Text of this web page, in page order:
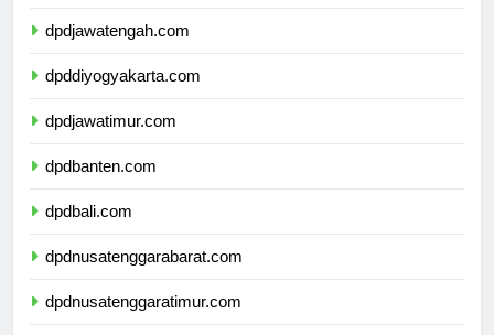
dpdjawatengah.com
dpddiyogyakarta.com
dpdjawatimur.com
dpdbanten.com
dpdbali.com
dpdnusatenggarabarat.com
dpdnusatenggaratimur.com